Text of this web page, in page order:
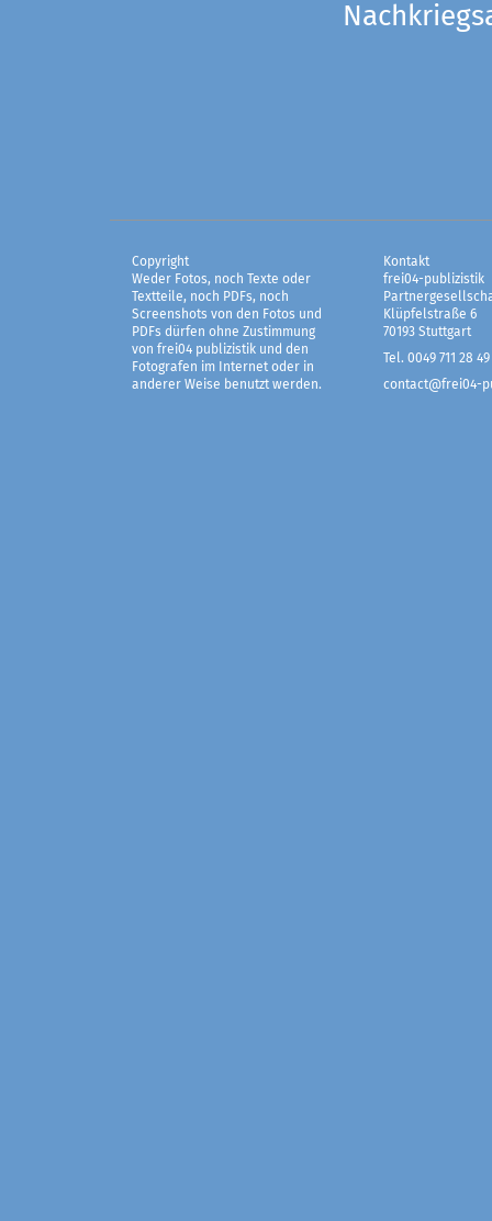
Copyright
Weder Fotos, noch Texte oder
Textteile, noch PDFs, noch
Screenshots von den Fotos und
PDFs dürfen ohne Zustimmung
von frei04 publizistik und den
Fotografen im Internet oder in
anderer Weise benutzt werden.
Kontakt
frei04-publizistik
Klüpfelstraße 6
70193 Stuttgart
Tel. 0049 711 28 49
contact@frei04-